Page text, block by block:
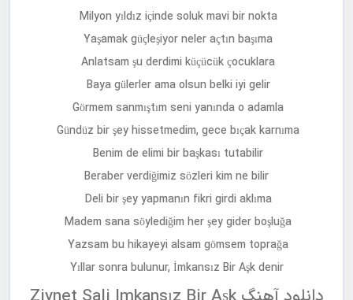
Milyon yıldız içinde soluk mavi bir nokta
Yaşamak güçleşiyor neler açtın başıma
Anlatsam şu derdimi küçücük çocuklara
Baya gülerler ama olsun belki iyi gelir
Görmem sanmıştım seni yanında o adamla
Gündüz bir şey hissetmedim, gece bıçak karnıma
Benim de elimi bir başkası tutabilir
Beraber verdiğimiz sözleri kim ne bilir
Deli bir şey yapmanın fikri girdi aklıma
Madem sana söylediğim her şey gider boşluğa
Yazsam bu hikayeyi alsam gömsem toprağa
Yıllar sonra bulunur, İmkansız Bir Aşk denir